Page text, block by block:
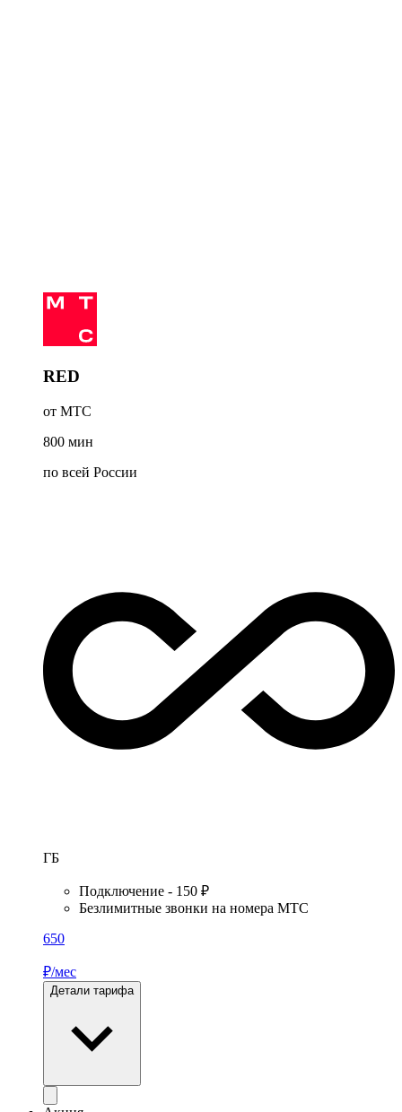
RED
от МТС
800 мин
по всей России
ГБ
Подключение - 150 ₽
Безлимитные звонки на номера МТС
650
₽/мес
Детали тарифа